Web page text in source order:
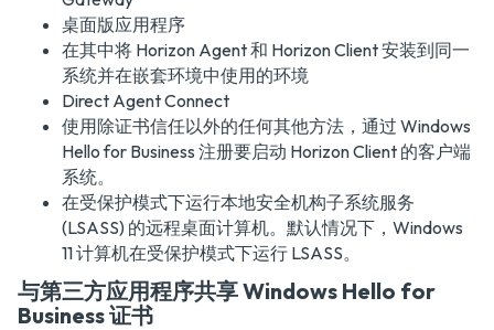
桌面版应用程序
在其中将 Horizon Agent 和 Horizon Client 安装到同一
系统并在嵌套环境中使用的环境
Direct Agent Connect
使用除证书信任以外的任何其他方法，通过 Windows
Hello for Business 注册要启动 Horizon Client 的客户端
系统。
在受保护模式下运行本地安全机构子系统服务
(LSASS) 的远程桌面计算机。默认情况下，Windows
11 计算机在受保护模式下运行 LSASS。
与第三方应用程序共享 Windows Hello for
Business 证书